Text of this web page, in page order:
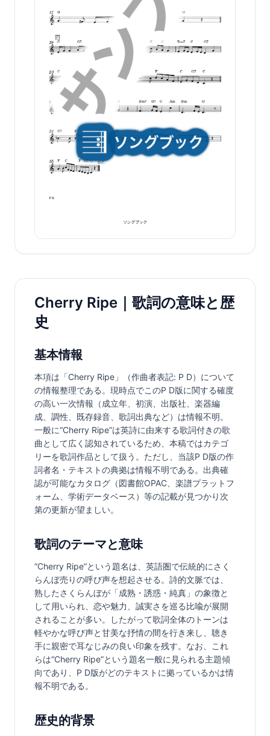
Cherry Ripe｜歌詞の意味と歴
史
基本情報
本項は「Cherry Ripe」（作曲者表記: P D）について
の情報整理である。現時点でこのP D版に関する確度
の高い一次情報（成立年、初演、出版社、楽器編
成、調性、既存録音、歌詞出典など）は情報不明。
一般に“Cherry Ripe”は英詩に由来する歌詞付きの歌
曲として広く認知されているため、本稿ではカテゴ
リーを歌詞作品として扱う。ただし、当該P D版の作
詞者名・テキストの典拠は情報不明である。出典確
認が可能なカタログ（図書館OPAC、楽譜プラットフ
ォーム、学術データベース）等の記載が見つかり次
第の更新が望ましい。
歌詞のテーマと意味
“Cherry Ripe”という題名は、英語圏で伝統的にさく
らんぼ売りの呼び声を想起させる。詩的文脈では、
熟したさくらんぼが「成熟・誘惑・純真」の象徴と
して用いられ、恋や魅力、誠実さを巡る比喩が展開
されることが多い。したがって歌詞全体のトーンは
軽やかな呼び声と甘美な抒情の間を行き来し、聴き
手に親密で耳なじみの良い印象を残す。なお、これ
らは“Cherry Ripe”という題名一般に見られる主題傾
向であり、P D版がどのテキストに拠っているかは情
報不明である。
歴史的背景